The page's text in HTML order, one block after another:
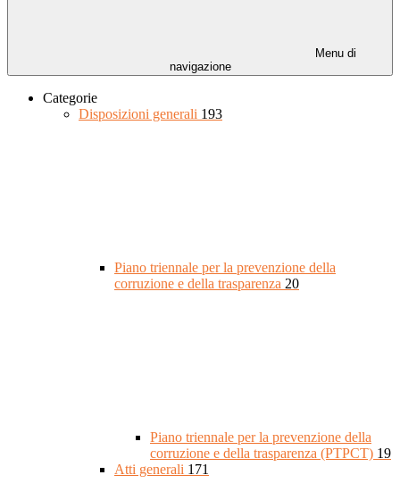
Menu di
navigazione
Categorie
Disposizioni generali 193
Piano triennale per la prevenzione della
corruzione e della trasparenza 20
Piano triennale per la prevenzione della
corruzione e della trasparenza (PTPCT) 19
Atti generali 171